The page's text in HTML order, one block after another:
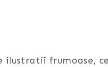
ilustratii frumoase,